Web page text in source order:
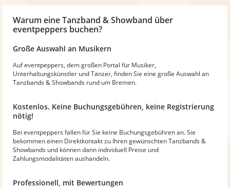
Warum eine Tanzband & Showband über
eventpeppers buchen?
Große Auswahl an Musikern
Auf eventpeppers, dem großen Portal für Musiker,
Unterhaltungskünstler und Tänzer, finden Sie eine große Auswahl an
Tanzbands & Showbands rund um Bremen.
Kostenlos. Keine Buchungsgebühren, keine Registrierung
nötig!
Bei eventpeppers fallen für Sie keine Buchungsgebühren an. Sie
bekommen einen Direktkontakt zu Ihren gewünschten Tanzbands &
Showbands und können dann individuell Preise und
Zahlungsmodalitäten aushandeln.
Professionell, mit Bewertungen